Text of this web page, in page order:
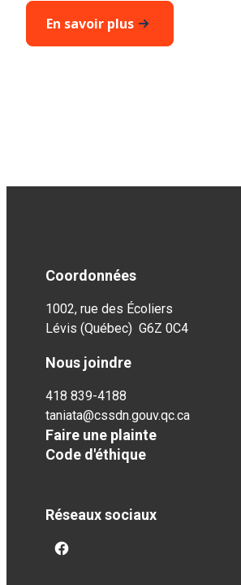
En savoir plus
Coordonnées
1002, rue des Écoliers
Lévis (Québec) G6Z 0C4
Nous joindre
418 839-4188
taniata@cssdn.gouv.qc.ca
Faire une plainte
Code d'éthique
Réseaux sociaux
facebook